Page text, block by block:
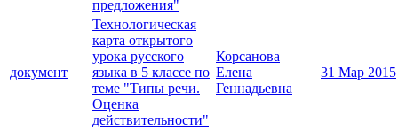
предложения"
документ
Технологическая
карта открытого
урока русского
языка в 5 классе по
теме "Типы речи.
Оценка
действительности"
Корсанова
Елена
Геннадьевна
31 Мар 2015